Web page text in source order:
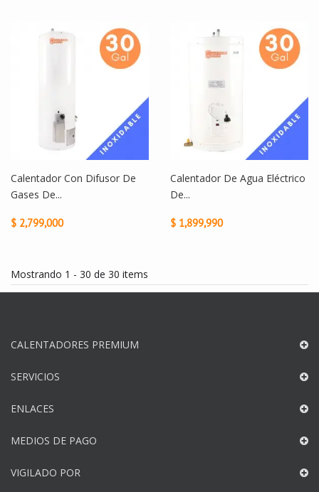
Calentador Con Difusor De
Gases De...
$ 2,799,000
Calentador De Agua Eléctrico
De...
$ 1,899,990
Mostrando 1 - 30 de 30 items
CALENTADORES PREMIUM
SERVICIOS
ENLACES
MEDIOS DE PAGO
VIGILADO POR